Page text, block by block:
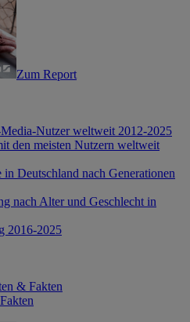
Zum Report
Nutzer weltweit 2012-2025
den meisten Nutzern weltweit
Deutschland nach Generationen
nach Alter und Geschlecht in
2016-2025
& Fakten